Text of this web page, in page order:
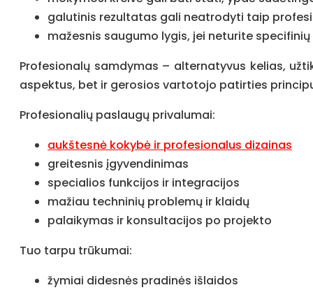
galutinis rezultatas gali neatrodyti taip
mažesnis saugumo lygis, jei neturite specifinių
Profesionalų samdymas – alternatyvus kelias,
aspektus, bet ir gerosios vartotojo patirties
Profesionalių paslaugų privalumai:
aukštesnė kokybė ir profesionalus dizainas
greitesnis įgyvendinimas
specialios funkcijos ir integracijos
mažiau techninių problemų ir klaidų
palaikymas ir konsultacijos po projekto
Tuo tarpu trūkumai:
žymiai didesnės pradinės išlaidos